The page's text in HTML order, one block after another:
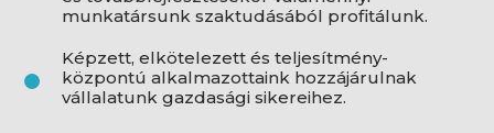
munkatársunk szaktudásából profitálunk.
Képzett, elkötelezett és teljesítmény-
központú alkalmazottaink hozzájárulnak
vállalatunk gazdasági sikereihez.